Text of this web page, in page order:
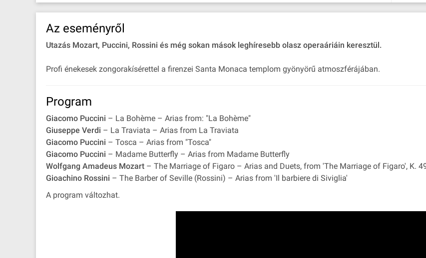
Az eseményről
Utazás Mozart, Puccini, Rossini és még sokan mások leghíresebb olasz operaáriáin keresztül.
Profi énekesek zongorakísérettel a firenzei Santa Monaca templom gyönyörű atmoszférájában.
Program
Giacomo Puccini – La Bohème – Arias from: "La Bohème"
Giuseppe Verdi – La Traviata – Arias from La Traviata
Giacomo Puccini – Tosca – Arias from "Tosca"
Giacomo Puccini – Madame Butterfly – Arias from Madame Butterfly
Wolfgang Amadeus Mozart – The Marriage of Figaro – Arias and Duets, from 'The Marriage of Figaro', K.
Gioachino Rossini – The Barber of Seville (Rossini) – Arias from 'Il barbiere di Siviglia'
A program változhat.